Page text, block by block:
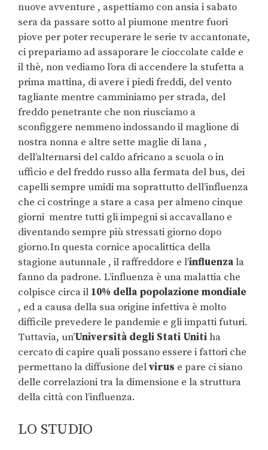
nuove avventure , aspettiamo con ansia i sabato
sera da passare sotto al piumone mentre fuori
piove per poter recuperare le serie tv accantonate,
ci prepariamo ad assaporare le cioccolate calde e
il thè, non vediamo l’ora di accendere la stufetta a
prima mattina, di avere i piedi freddi, del vento
tagliante mentre camminiamo per strada, del
freddo penetrante che non riusciamo a
sconfiggere nemmeno indossando il maglione di
nostra nonna e altre sette maglie di lana ,
dell’alternarsi del caldo africano a scuola o in
ufficio e del freddo russo alla fermata del bus, dei
capelli sempre umidi ma soprattutto dell’influenza
che ci costringe a stare a casa per almeno cinque
giorni mentre tutti gli impegni si accavallano e
diventando sempre più stressati giorno dopo
giorno.In questa cornice apocalittica della
stagione autunnale , il raffreddore e l’influenzala
fanno da padrone. L’influenza è una malattia che
colpisce circa il 10% della popolazione mondiale
, ed a causa della sua origine infettiva è molto
difficile prevedere le pandemie e gli impatti futuri.
Tuttavia, un’Università degli Stati Unitiha
cercato di capire quali possano essere i fattori che
permettano la diffusione delvirus e pare ci siano
delle correlazioni tra la dimensione e la struttura
della città con l’influenza.
LO STUDIO